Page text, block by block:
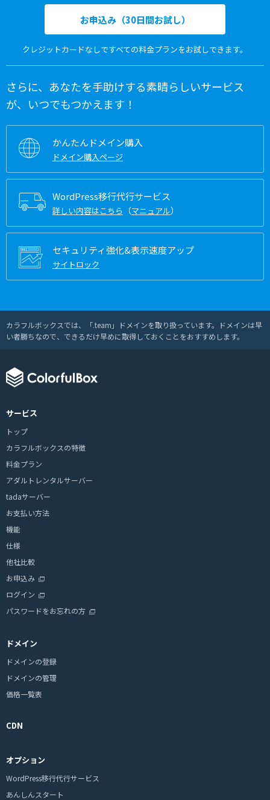
お申込み（30日間お試し）
クレジットカードなしですべての料金プランをお試しできます。
さらに、あなたを手助けする素晴らしいサービス
が、いつでもつかえます！
かんたんドメイン購入
ドメイン購入ページ
WordPress移行代行サービス
詳しい内容はこちら （マニュアル）
セキュリティ強化&表示速度アップ
サイトロック
カラフルボックスでは、「.team」ドメインを取り扱っています。ドメインは早
い者勝ちなので、できるだけ早めに取得しておくことをおすすめします。
サービス
トップ
カラフルボックスの特徴
料金プラン
アダルトレンタルサーバー
tadaサーバー
お支払い方法
機能
仕様
他社比較
お申込み
ログイン
パスワードをお忘れの方
ドメイン
ドメインの登録
ドメインの管理
価格一覧表
CDN
オプション
WordPress移行代行サービス
あんしんスタート